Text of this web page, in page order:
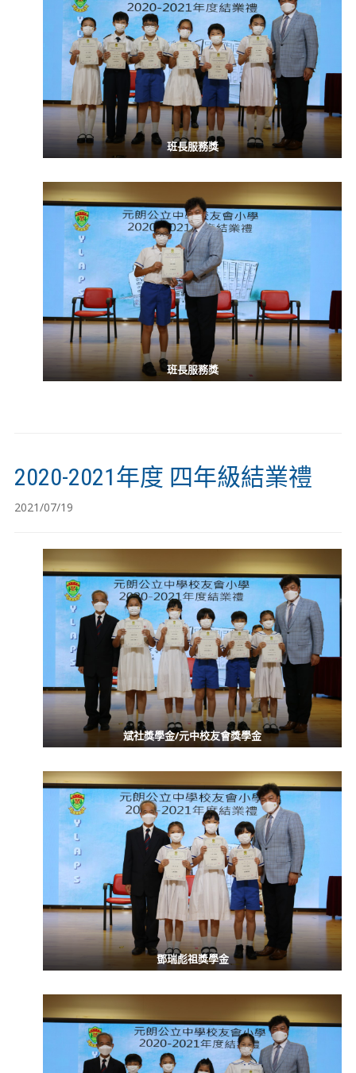
班長服務獎
班長服務獎
2020-2021年度 四年級結業禮
2021/07/19
斌社獎學金/元中校友會獎學金
鄧瑞彪祖獎學金